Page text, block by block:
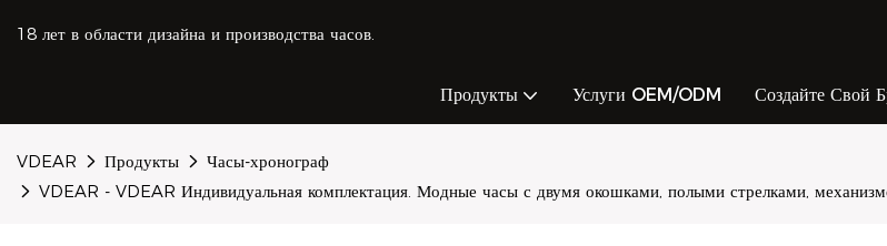
18 лет в области дизайна и производства часов.
Продукты Услуги OEM/ODM Создайте Свой
VDEAR Продукты
Часы-хронограф
VDEAR - VDEAR Индивидуальная комплектация. Модные часы с двумя окошками, полыми стрелками,